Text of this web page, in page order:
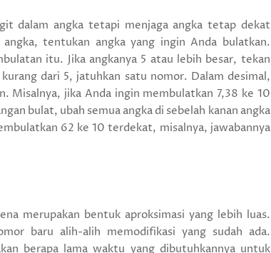
dalam angka tetapi menjaga angka tetap dekat
tentukan angka yang ingin Anda bulatkan.
itu. Jika angkanya 5 atau lebih besar, tekan
dari 5, jatuhkan satu nomor. Dalam desimal,
Misalnya, jika Anda ingin membulatkan 7,38 ke 10
bulat, ubah semua angka di sebelah kanan angka
62 ke 10 terdekat, misalnya, jawabannya
merupakan bentuk aproksimasi yang lebih luas.
baru alih-alih memodifikasi yang sudah ada.
berapa lama waktu yang dibutuhkannya untuk